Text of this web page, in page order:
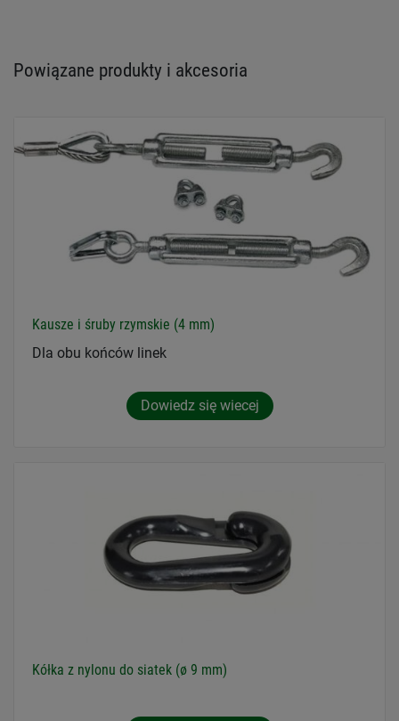
Powiązane produkty i akcesoria
Kausze i śruby rzymskie (4 mm)
Dla obu końców linek
Dowiedz się wiecej
Kółka z nylonu do siatek (ø 9 mm)